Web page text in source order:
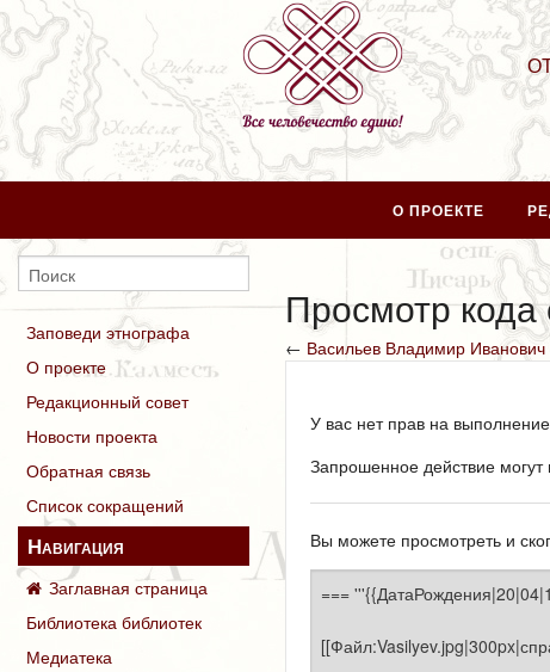
О ПРОЕКТЕ
Заповеди этнографа
О проекте
Редакционный совет
Новости проекта
Обратная связь
Список сокращений
Навигация
Заглавная страница
Библиотека библиотек
Медиатека
Просмотр
← Васильев Владимир Иванович
У вас нет прав на
Запрошенное действие
Вы можете просмотреть и